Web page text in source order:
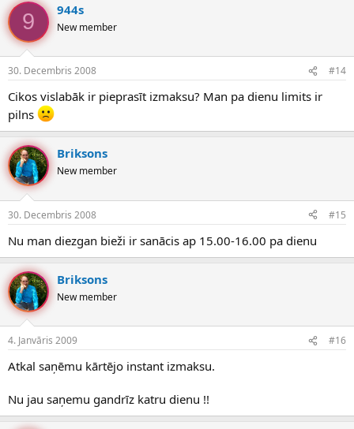
9 944s
New member
30. Decembris 2008 #14
Cikos vislabāk ir pieprasīt izmaksu? Man pa dienu limits ir
pilns
Briksons
New member
30. Decembris 2008 #15
Nu man diezgan bieži ir sanācis ap 15.00-16.00 pa dienu
Briksons
New member
4. Janvāris 2009 #16
Atkal saņēmu kārtējo instant izmaksu.
Nu jau saņemu gandrīz katru dienu !!